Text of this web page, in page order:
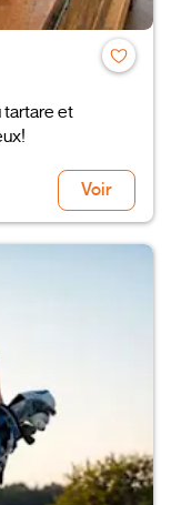
tartare et
Voir